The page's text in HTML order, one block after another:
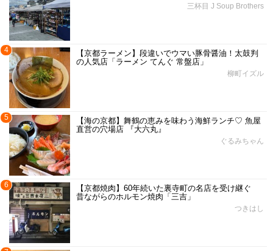
三杯目 J Soup Brothers
4
【京都ラーメン】段違いでウマい豚骨醤油！太鼓判
の人気店「ラーメン てんぐ 常盤店」
柳町イズル
5
【海の京都】舞鶴の恵みを味わう海鮮ランチ♡ 魚屋
直営の穴場店 『大六丸』
ぐるみちゃん
6
【京都焼肉】60年続いた裏寺町の名店を受け継ぐ
昔ながらのホルモン焼肉「三吉」
つきはし